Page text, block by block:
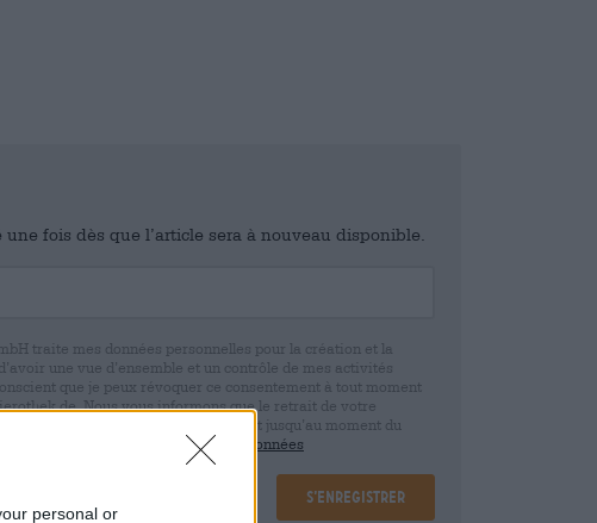
personal or
fois dès que l’article sera à nouveau disponible.
traite mes données personnelles pour la création et la
une vue d’ensemble et un contrôle de mes activités
que je peux révoquer ce consentement à tout moment
Nous vous informons que le retrait de votre
sur la base de votre consentement jusqu’au moment du
déclaration de protection des données
S’enregistrer